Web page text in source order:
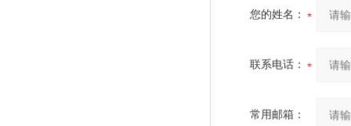
您的姓名：
联系电话：
常用邮箱：